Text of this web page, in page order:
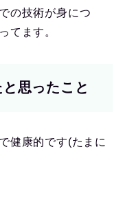
の技術が身につ
てます。
思ったこと
健康的です(たまに